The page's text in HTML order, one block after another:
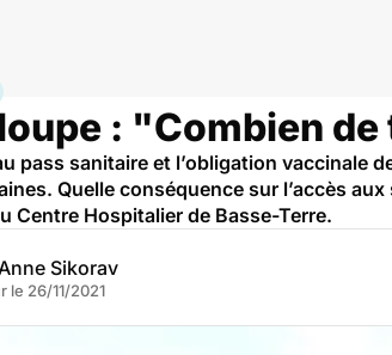
: "Combien
pass sanitaire et l’obligation vaccinale
Quelle conséquence sur l’accès
Centre Hospitalier de Basse-Terre.
Sikorav
le 26/11/2021